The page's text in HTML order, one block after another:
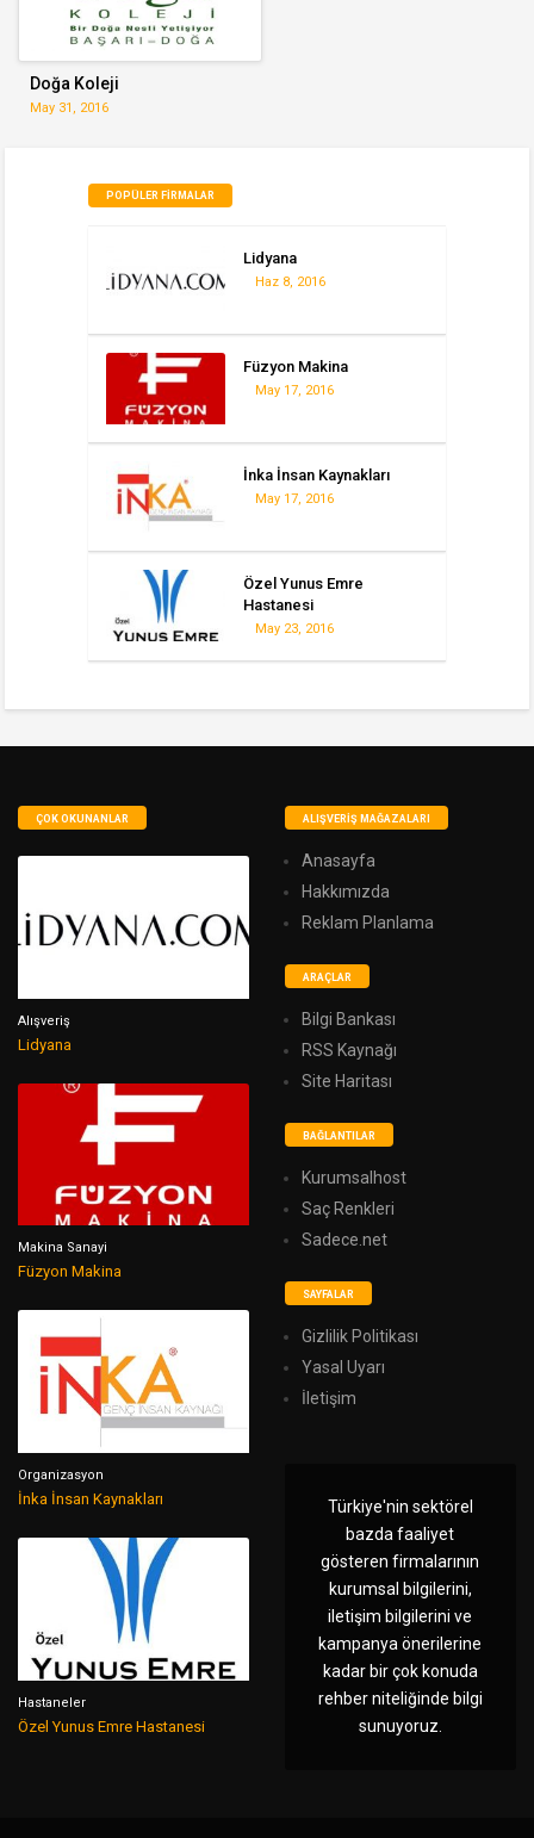
Doğa Koleji
May 31, 2016
POPÜLER FIRMALAR
Lidyana
Haz 8, 2016
Füzyon Makina
May 17, 2016
İnka İnsan Kaynakları
May 17, 2016
Özel Yunus Emre
Hastanesi
May 23, 2016
ÇOK OKUNANLAR
Alışveriş
Lidyana
Makina Sanayi
Füzyon Makina
Organizasyon
İnka İnsan Kaynakları
Hastaneler
Özel Yunus Emre Hastanesi
ALIŞVERIŞ MAĞAZALARI
Anasayfa
Hakkımızda
Reklam Planlama
ARAÇLAR
Bilgi Bankası
RSS Kaynağı
Site Haritası
BAĞLANTILAR
Kurumsalhost
Saç Renkleri
Sadece.net
SAYFALAR
Gizlilik Politikası
Yasal Uyarı
İletişim
Türkiye'nin sektörel
bazda faaliyet
gösteren firmalarının
kurumsal bilgilerini,
iletişim bilgilerini ve
kampanya önerilerine
kadar bir çok konuda
rehber niteliğinde bilgi
sunuyoruz.